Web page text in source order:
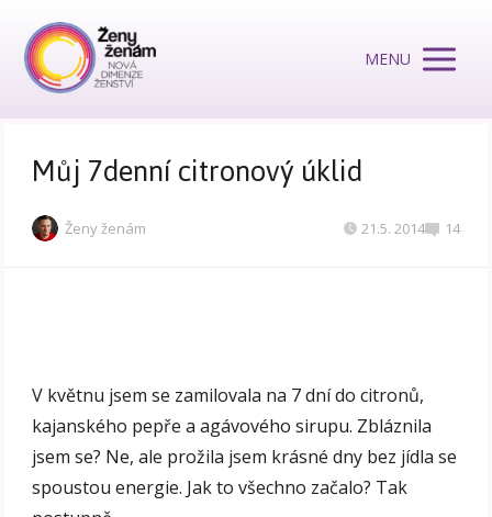
MENU
Můj 7denní citronový úklid
Ženy ženám 21.5. 2014 14
V květnu jsem se zamilovala na 7 dní do citronů,
kajanského pepře a agávového sirupu. Zbláznila
jsem se? Ne, ale prožila jsem krásné dny bez jídla se
spoustou energie. Jak to všechno začalo? Tak